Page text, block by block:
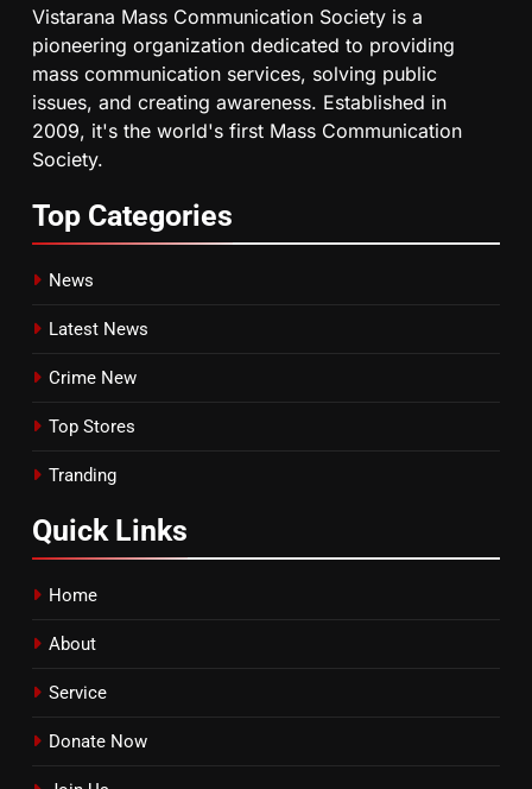
Vistarana Mass Communication Society is a
pioneering organization dedicated to providing
mass communication services, solving public
issues, and creating awareness. Established in
2009, it's the world's first Mass Communication
Society.
Top Categories
News
Latest News
Crime New
Top Stores
Tranding
Quick Links
Home
About
Service
Donate Now